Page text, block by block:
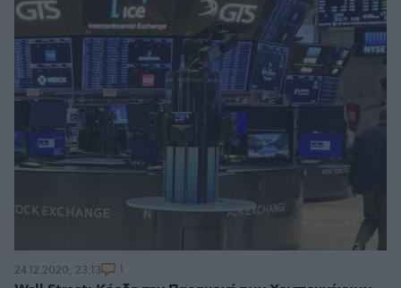
24.12.2020, 23:13 1